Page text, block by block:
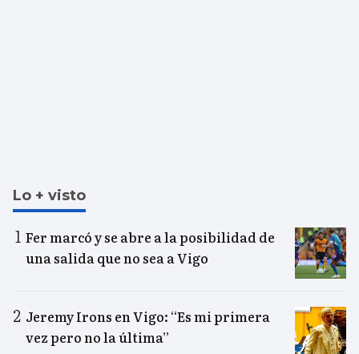
Lo + visto
Fer marcó y se abre a la posibilidad de
una salida que no sea a Vigo
Jeremy Irons en Vigo: “Es mi primera
vez pero no la última”